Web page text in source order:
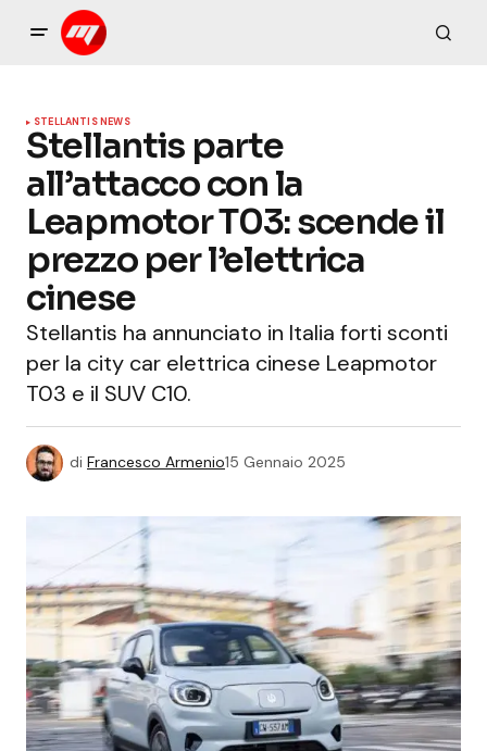
STELLANTIS NEWS
Stellantis parte
all’attacco con la
Leapmotor T03: scende il
prezzo per l’elettrica
cinese
Stellantis ha annunciato in Italia forti sconti
per la city car elettrica cinese Leapmotor
T03 e il SUV C10.
di Francesco Armenio15 Gennaio 2025